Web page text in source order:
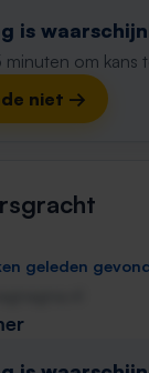
is
minuten om kans
niet →
geleden